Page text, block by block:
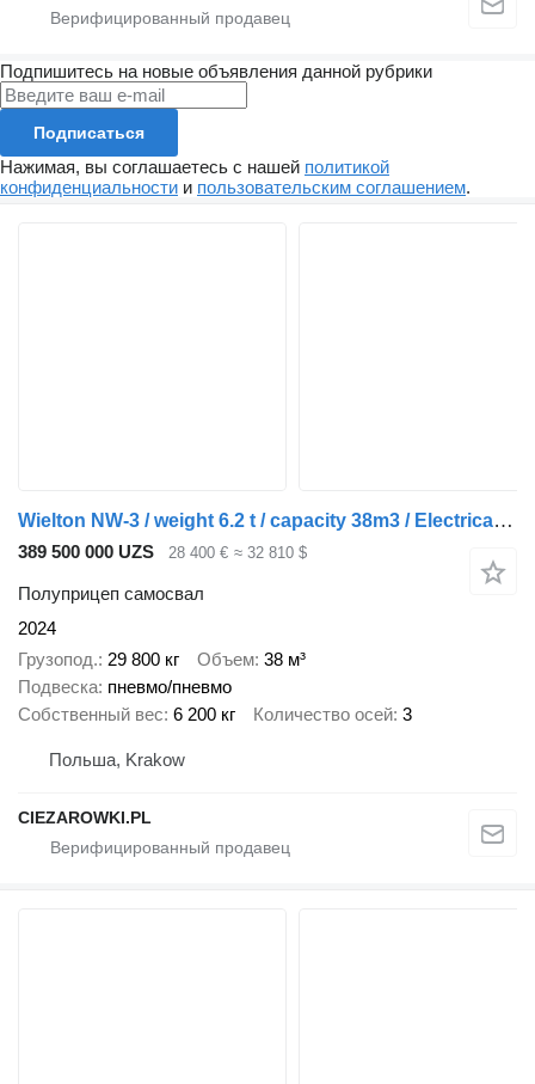
Подпишитесь на новые объявления данной рубрики
Подписаться
Нажимая, вы соглашаетесь с нашей политикой
конфиденциальности и пользовательским соглашением.
Wielton NW-3 / weight 6.2 t / capacity 38m3 / Electrically folded roof /
389 500 000 UZS 28 400 € ≈ 32 810 $
Полуприцеп самосвал
2024
Грузопод. 29 800 кг Объем 38 м³
Подвеска пневмо/пневмо
Собственный вес 6 200 кг Количество осей 3
Польша, Krakow
CIEZAROWKI.PL